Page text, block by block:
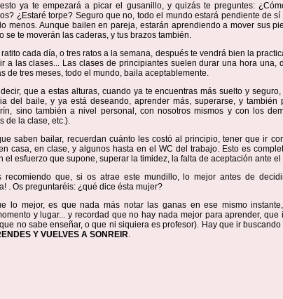
ya te empezará a picar el gusanillo, y quizás te preguntes:
¿Estaré torpe? Seguro que no, todo el mundo estará pendiente de
menos. Aunque bailen en pareja, estarán aprendiendo a mover sus
se te moverán las caderas, y tus brazos también.
ratito cada día, o tres ratos a la semana, después te vendrá bien la
a las clases... Las clases de principiantes suelen durar una hora una,
de tres meses, todo el mundo, baila aceptablemente.
que a estas alturas, cuando ya te encuentras más suelto y
del baile, y ya está deseando, aprender más, superarse, y también
sino también a nivel personal, con nosotros mismos y con los
de la clase, etc.).
saben bailar, recuerdan cuánto les costó al principio, tener que ir
casa, en clase, y algunos hasta en el WC del trabajo. Esto es
el esfuerzo que supone, superar la timidez, la falta de aceptación ante
recomiendo que, si os atrae este mundillo, lo mejor antes de
. Os preguntaréis: ¿qué dice ésta mujer?
lo mejor, es que nada más notar las ganas en ese mismo
y lugar... y recordad que no hay nada mejor para aprender,
no sabe enseñar, o que ni siquiera es profesor). Hay que ir
Y VUELVES A SONREIR.